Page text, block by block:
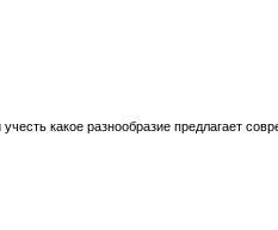
какое разнообразие предлагает